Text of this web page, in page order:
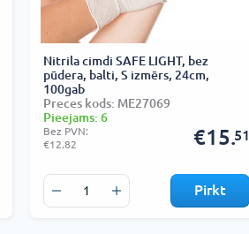
Nitrila cimdi SAFE LIGHT, bez
pūdera, balti, S izmērs, 24cm,
100gab
Preces kods: ME27069
Pieejams: 6
Bez PVN:
€12.82
€15.51
Pirkt